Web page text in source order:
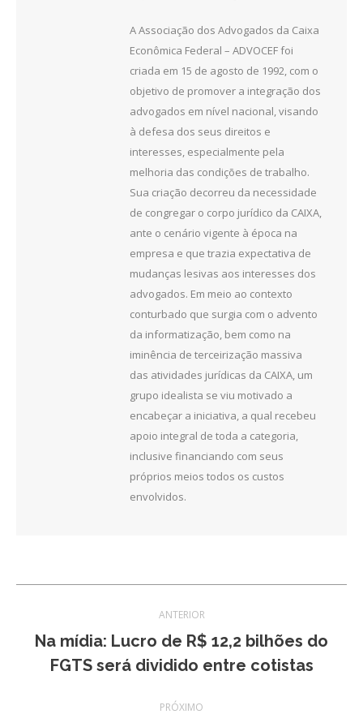
A Associação dos Advogados da Caixa
Econômica Federal – ADVOCEF foi
criada em 15 de agosto de 1992, com o
objetivo de promover a integração dos
advogados em nível nacional, visando
à defesa dos seus direitos e
interesses, especialmente pela
melhoria das condições de trabalho.
Sua criação decorreu da necessidade
de congregar o corpo jurídico da CAIXA,
ante o cenário vigente à época na
empresa e que trazia expectativa de
mudanças lesivas aos interesses dos
advogados. Em meio ao contexto
conturbado que surgia com o advento
da informatização, bem como na
iminência de terceirização massiva
das atividades jurídicas da CAIXA, um
grupo idealista se viu motivado a
encabeçar a iniciativa, a qual recebeu
apoio integral de toda a categoria,
inclusive financiando com seus
próprios meios todos os custos
envolvidos.
de
post:
ANTERIOR
Post
anterior:
Na mídia: Lucro de R$ 12,2 bilhões do
FGTS será dividido entre cotistas
PRÓXIMO